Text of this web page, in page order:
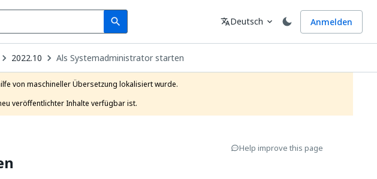
search
Search Sprache
translateDeutsch expand_more Anmelden
2022.10 Als Systemadministrator starten
von maschineller Übersetzung lokalisiert wurde.
veröffentlichter Inhalte verfügbar ist.
Help improve this page